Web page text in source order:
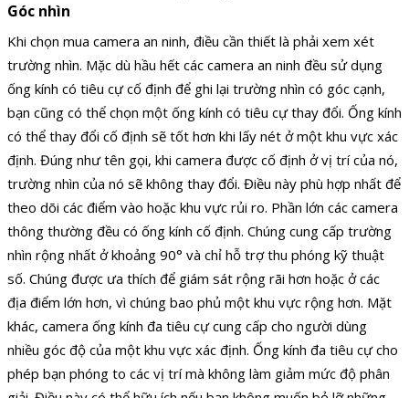
Góc nhìn
Khi chọn mua camera an ninh, điều cần thiết là phải xem xét
trường nhìn. Mặc dù hầu hết các camera an ninh đều sử dụng
ống kính có tiêu cự cố định để ghi lại trường nhìn có góc cạnh,
bạn cũng có thể chọn một ống kính có tiêu cự thay đổi. Ống kính
có thể thay đổi cố định sẽ tốt hơn khi lấy nét ở một khu vực xác
định. Đúng như tên gọi, khi camera được cố định ở vị trí của nó,
trường nhìn của nó sẽ không thay đổi. Điều này phù hợp nhất để
theo dõi các điểm vào hoặc khu vực rủi ro. Phần lớn các camera
thông thường đều có ống kính cố định. Chúng cung cấp trường
nhìn rộng nhất ở khoảng 90° và chỉ hỗ trợ thu phóng kỹ thuật
số. Chúng được ưa thích để giám sát rộng rãi hơn hoặc ở các
địa điểm lớn hơn, vì chúng bao phủ một khu vực rộng hơn. Mặt
khác, camera ống kính đa tiêu cự cung cấp cho người dùng
nhiều góc độ của một khu vực xác định. Ống kính đa tiêu cự cho
phép bạn phóng to các vị trí mà không làm giảm mức độ phân